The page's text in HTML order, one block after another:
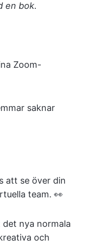
en bok.
Zoom-
saknar
att se över din
team. 👀
nya normala
och